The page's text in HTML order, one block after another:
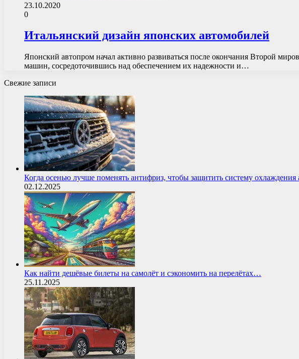
23.10.2020
0
Итальянский дизайн японских автомобилей
Японский автопром начал активно развиваться после окончания Второй
машин, сосредоточившись над обеспечением их надежности и…
Свежие записи
Когда осенью лучше поменять антифриз, чтобы защитить систему
02.12.2025
Как найти дешёвые билеты на самолёт и сэкономить на перелётах…
25.11.2025